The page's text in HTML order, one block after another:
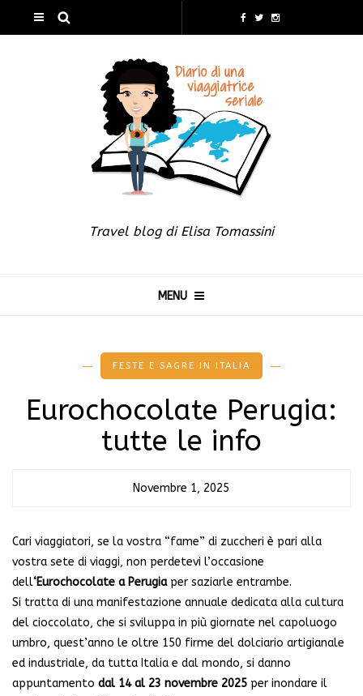
Travel blog di Elisa Tomassini
MENU
FESTE E SAGRE IN ITALIA
Eurochocolate Perugia:
tutte le info
Novembre 1, 2025
Cari viaggiatori, se la vostra “fame” di zuccheri è pari alla
vostra sete di viaggi, non perdetevi l’occasione
dell‘Eurochocolate a Perugiaper saziarle entrambe.
Si tratta di una manifestazione annuale dedicata alla cultura
del cioccolato, che si sviluppa in più giornate nel capoluogo
umbro, quest’anno le oltre 150 firme del dolciario artigianale
ed industriale, da tutta Italia e dal mondo, si danno
appuntamento dal 14 al 23 novembre 2025 per inondare il